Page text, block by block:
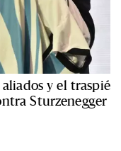
y el traspié
Sturzenegger